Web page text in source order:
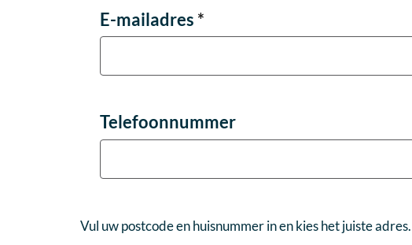
E-mailadres *
Telefoonnummer
Vul uw postcode en huisnummer in en kies het juiste adres.